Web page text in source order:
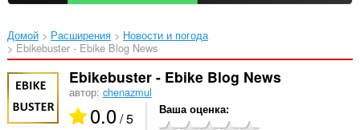
Домой Расширения
Новости и погода
Ebikebuster - Ebike Blog News‎
Ebikebuster - Ebike Blog News
автор: chenazmul
0.0/ 5 Ваша оценка